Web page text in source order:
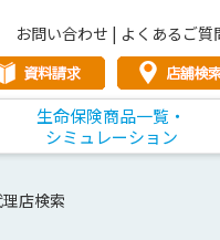
お問い合わせ | よくあるご質
生命保険商品一覧・
シミュレーション
店検索